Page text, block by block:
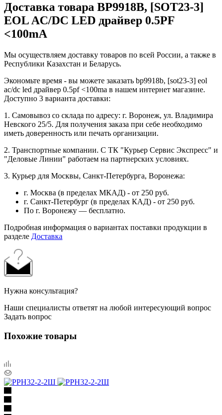
Доставка товара BP9918B, [SOT23-3]
EOL AC/DC LED драйвер 0.5PF
<100mA
Мы осуществляем доставку товаров по всей России, а также в
Республики Казахстан и Беларусь.
Экономьте время - вы можете заказать bp9918b, [sot23-3] eol
ac/dc led драйвер 0.5pf <100ma в нашем интернет магазине.
Доступно 3 варианта доставки:
1. Самовывоз со склада по адресу: г. Воронеж, ул. Владимира
Невского 25/5. Для получения заказа при себе необходимо
иметь доверенность или печать организации.
2. Транспортные компании. С ТК "Курьер Сервис Экспресс" и
"Деловые Линии" работаем на партнерских условиях.
3. Курьер для Москвы, Санкт-Петербурга, Воронежа:
г. Москва (в пределах МКАД) - от 250 руб.
г. Санкт-Петербург (в пределах КАД) - от 250 руб.
По г. Воронежу — бесплатно.
Подробная информация о вариантах поставки продукции в
разделе Доставка
Нужна консультация?
Наши специалисты ответят на любой интересующий вопрос
Задать вопрос
Похожие товары